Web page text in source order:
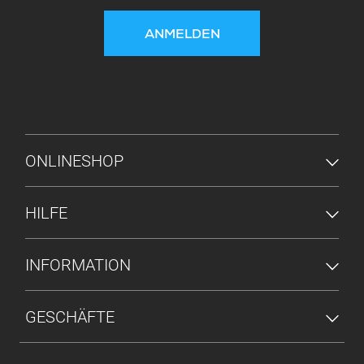
ANMELDEN
FUSSZEILENMENÜ
ONLINESHOP
HILFE
INFORMATION
GESCHÄFTE